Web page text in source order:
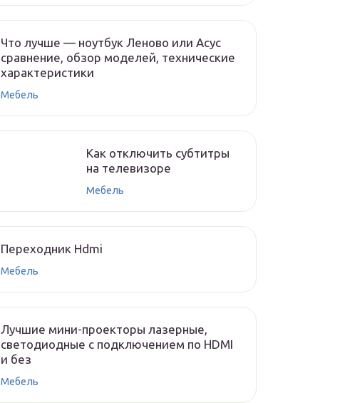
Что лучше — ноутбук Леново или Асус
сравнение, обзор моделей, технические
характеристики
Мебель
Как отключить субтитры
на телевизоре
Мебель
Переходник Hdmi
Мебель
Лучшие мини-проекторы лазерные,
светодиодные с подключением по HDMI
и без
Мебель